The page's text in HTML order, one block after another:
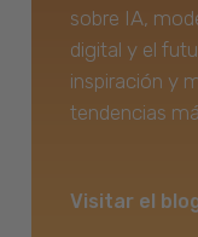
sobre IA,
digital y el
inspiración y
tendencias
Visitar el